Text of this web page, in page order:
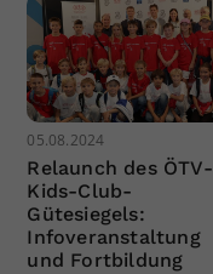
05.08.2024
Relaunch des ÖTV-
Kids-Club-
Gütesiegels:
Infoveranstaltung
und Fortbildung